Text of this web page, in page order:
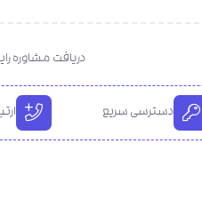
دریافت مشاوره
دسترسی سریع